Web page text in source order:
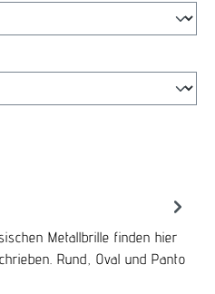
Metallbrille finden hier
Rund, Oval und Panto